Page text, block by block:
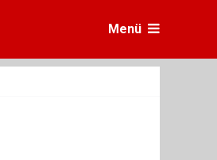
Menü